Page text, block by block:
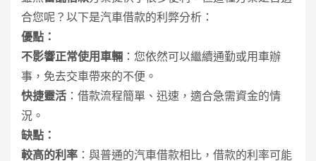
合您呢？以下是汽車借款的利弊分析：
優點：
不影響正常使用車輛 ：您依然可以繼續通勤或用車辦
事，免去交車帶來的不便。
快捷靈活 ：借款流程簡單、迅速，適合急需資金的情
況。
缺點：
較高的利率 ：與普通的汽車借款相比，借款的利率可能